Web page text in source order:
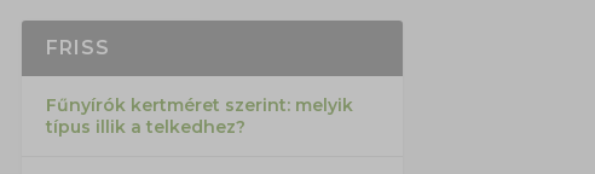
FRISS
Fűnyírók kertméret szerint: melyik
típus illik a telkedhez?